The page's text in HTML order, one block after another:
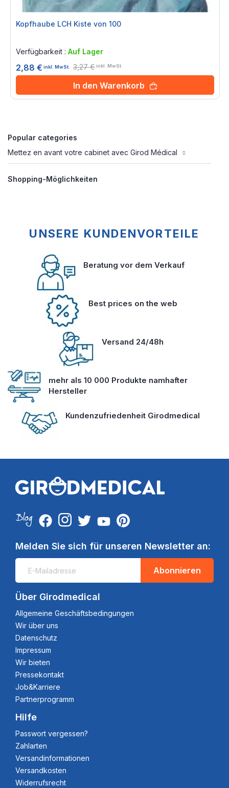
Kopfhaube LCH Kiste von 100
Verfügbarkeit : Auf Lager
2,88 € inkl. MwSt. 3,27 €inkl. MwSt.
In den Warenkorb
Popular categories
Mettez en avant votre cabinet avec Girod Médical
Shopping-Möglichkeiten
UNSERE KUNDENVORTEILE
Beratung vor dem Verkauf
Best prices on the web
Versand 24/48h
mehr als 10 000 Produkte namhafter
Hersteller
Kundenzufriedenheit Girodmedical
Melden Sie sich für unseren Newsletter an:
Abonnieren
Über Girodmedical
Allgemeine Geschäftsbedingungen
Wir über uns
Datenschutz
Impressum
Wir bieten
Pressekontakt
Job&Karriere
Partnerprogramm
Hilfe
Passwort vergessen?
Zahlarten
Versandinformationen
Versandkosten
Widerrufsrecht